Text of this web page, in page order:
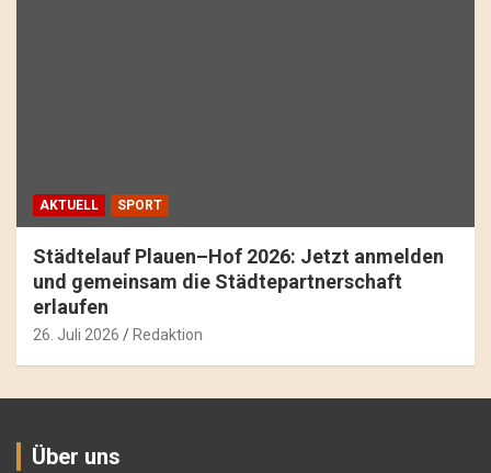
AKTUELL SPORT
Städtelauf Plauen–Hof 2026: Jetzt anmelden
und gemeinsam die Städtepartnerschaft
erlaufen
26. Juli 2026 Redaktion
Über uns